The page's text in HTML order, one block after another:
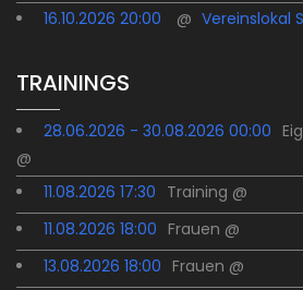
16.10.2026 20:00
@ Vereinslokal
TRAININGS
28.06.2026 - 30.08.2026 00:00
@
11.08.2026 17:30 Training @
11.08.2026 18:00 Frauen @
13.08.2026 18:00 Frauen @